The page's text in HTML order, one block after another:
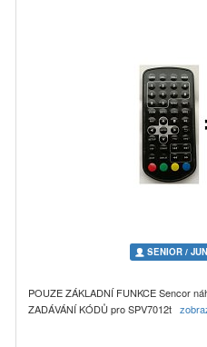
SENIOR /
POUZE ZÁKLADNÍ FUNKCE Sencor
ZADÁVÁNÍ KÓDŮ pro SPV7012t